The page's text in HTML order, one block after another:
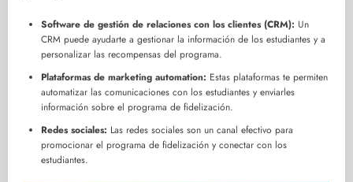
Software de gestión de relaciones con los clientes (CRM): Un
CRM puede ayudarte a gestionar la información de los estudiantes y a
personalizar las recompensas del programa.
Plataformas de marketing automation: Estas plataformas te permiten
automatizar las comunicaciones con los estudiantes y enviarles
información sobre el programa de fidelización.
Redes sociales: Las redes sociales son un canal efectivo para
promocionar el programa de fidelización y conectar con los
estudiantes.